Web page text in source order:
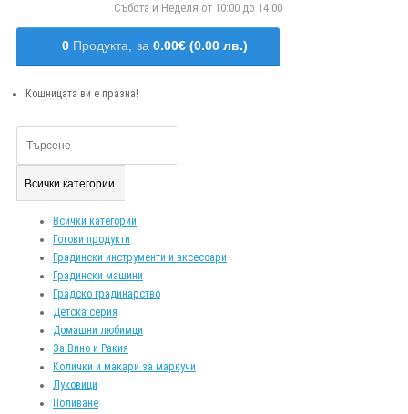
Събота и Неделя от 10:00 до 14:00
0 Продукта, за 0.00€ (0.00 лв.)
Кошницата ви е празна!
Всички категории
Всички категории
Готови продукти
Градински инструменти и аксесоари
Градински машини
Градско градинарство
Детска серия
Домашни любимци
За Вино и Ракия
Колички и макари за маркучи
Луковици
Поливане